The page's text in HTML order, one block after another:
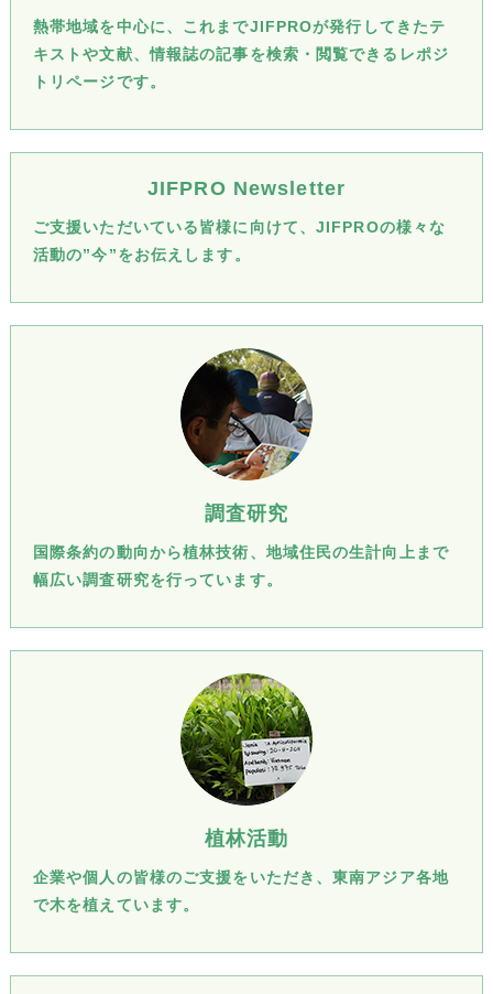
熱帯地域を中心に、これまでJIFPROが発行してきたテ
キストや文献、情報誌の記事を検索・閲覧できるレポジ
トリページです。
JIFPRO Newsletter
ご支援いただいている皆様に向けて、JIFPROの様々な
活動の”今”をお伝えします。
調査研究
国際条約の動向から植林技術、地域住民の生計向上まで
幅広い調査研究を行っています。
植林活動
企業や個人の皆様のご支援をいただき、東南アジア各地
で木を植えています。